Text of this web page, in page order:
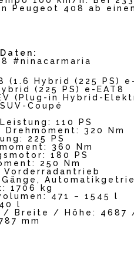
Peugeot 408 ab
#ninacarmaria
(1.6 Hybrid (225 PS)
(225 PS) e-EAT8
(Plug-in Hybrid-
Coupé
110 PS
Drehmoment: 320 Nm
225 PS
360 Nm
180 PS
250 Nm
1706 kg
471 – 1545 l
l
/ Breite / Höhe: 4687
mm